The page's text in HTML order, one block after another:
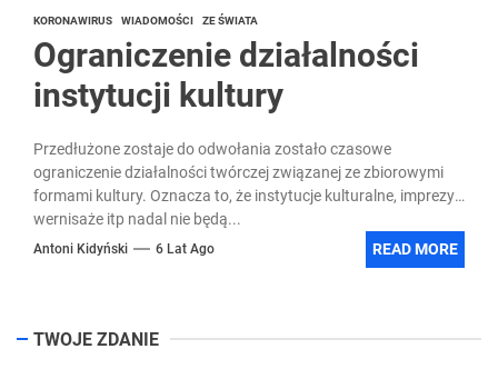
KORONAWIRUS WIADOMOŚCI ZE ŚWIATA
Ograniczenie działalności
instytucji kultury
Przedłużone zostaje do odwołania zostało czasowe
ograniczenie działalności twórczej związanej ze zbiorowymi
formami kultury. Oznacza to, że instytucje kulturalne, imprezy,
wernisaże itp nadal nie będą...
Antoni Kidyński 6 Lat Ago READ MORE
TWOJE ZDANIE